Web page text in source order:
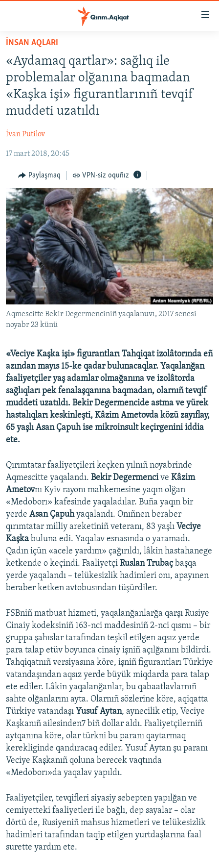
Esas
qaytmaq
Baş
navigatsiyağa
qaytmaq
Qıdıruvğa
HABERLER
SİYASET
İQTİSADİYAT
CEMİYET
VİDEO
SÜRET
BLOGLAR
FİKİR
Русский
Українською
QOŞULIÑIZ!
RFE/RS bütün saytları
İNSAN AQLARI
«Aydamaq qartlar»: sağlıq ile
problemalar olğanına baqmadan
«Kaşka işi» figurantlarınıñ tevqif
muddeti uzatıldı
İvan Putilov
17 mart 2018, 20:45
Paylaşmaq VPN-siz oquñız
Aqmescitte Bekir Degermenciniñ yaqalanuvı, 2017 senesi
noyabr 23 künü
«Veciye Kaşka işi» figurantları Tahqiqat izolâtorında eñ
azından mayıs 15-ke qadar bulunacaqlar. Yaqalanğan
faaliyetçiler yaş adamlar olmağanına ve izolâtorda
sağlıqları pek fenalaşqanına baqmadan, olarnıñ tevqif
muddeti uzatıldı. Bekir Degermencide astma ve yürek
hastalıqları keskinleşti, Kâzim Ametovda közü zayıflay,
65 yaşlı Asan Çapuh ise mikroinsult keçirgenini iddia
ete.
Qırımtatar faaliyetçileri keçken yılnıñ noyabrinde
Aqmescitte yaqalandı. Bekir Degermencive Kâzim
Ametovnı Kyiv rayonı mahkemesine yaqın olğan
«Medoborı» kafesinde yaqaladılar. Buña yaqın bir
yerde Asan Çapuhyaqalandı. Onıñnen beraber
qırımtatar milliy areketiniñ veteranı, 83 yaşlı Veciye
Kaşka buluna edi. Yaqalav esnasında o yaramadı.
Qadın içün «acele yardım» çağırıldı, lâkin hastahanege
ketkende o keçindi. Faaliyetçi Ruslan Trubaçbaşqa
yerde yaqalandı – telükesizlik hadimleri onı, apayınen
beraber ketken avtobusından tüşürdiler.
FSBniñ matbuat hizmeti, yaqalanğanlarğa qarşı Rusiye
Cinaiy kodeksiniñ 163-nci maddesiniñ 2-nci qısmı – bir
gruppa şahıslar tarafından teşkil etilgen aqsız yerde
para talap etüv boyunca cinaiy işniñ açılğanını bildirdi.
Tahqiqatnıñ versiyasına köre, işniñ figurantları Türkiye
vatandaşından aqsız yerde büyük miqdarda para talap
ete ediler. Lâkin yaqalanğanlar, bu qabaatlavlarnıñ
sahte olğanlarını ayta. Olarnıñ sözlerine köre, aqiqatta
Türkiye vatandaşı Yusuf Aytan, aynecilik etip, Veciye
Kaşkanıñ ailesinden7 biñ dollar aldı. Faaliyetçilerniñ
aytqanına köre, olar türkni bu paranı qaytarmaq
kerekliginde qandıracaq ediler. Yusuf Aytan şu paranı
Veciye Kaşkanıñ qoluna berecek vaqtında
«Medoborı»da yaqalav yapıldı.
Faaliyetçiler, tevqifleri siyasiy sebepten yapılğan ve
cemiyetteki faaliyetleri ile bağlı, dep sayalar – olar
dörtü de, Rusiyeniñ mahsus hizmetleri ve telükesizlik
hadimleri tarafından taqip etilgen yurtdaşlarına faal
surette yardım ete.